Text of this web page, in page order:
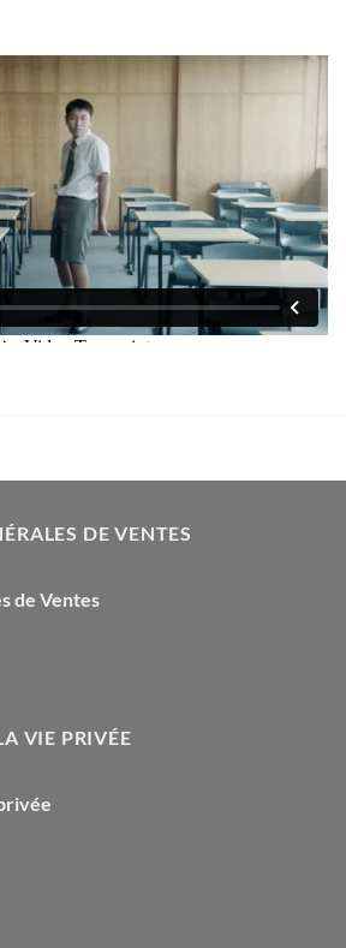
DE VENTES
de Ventes
VIE PRIVÉE